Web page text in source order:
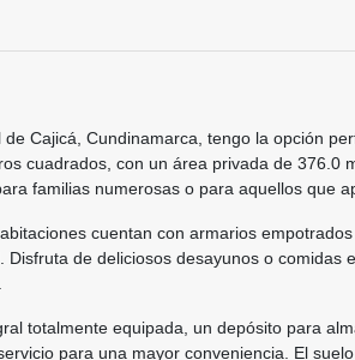
Cajicá, Cundinamarca, tengo la opción
cuadrados, con un área privada de 376.0
familias numerosas o para aquellos que
cuentan con armarios
de deliciosos desayunos o comidas
totalmente equipada, un depósito para
para una mayor conveniencia. El